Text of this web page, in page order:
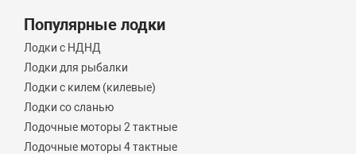
Популярные лодки
Лодки с НДНД
Лодки для рыбалки
Лодки с килем (килевые)
Лодки со сланью
Лодочные моторы 2 тактные
Лодочные моторы 4 тактные